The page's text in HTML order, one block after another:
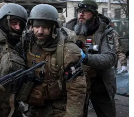
ЭКОНОМИКА
В МИРЕ
ОБЩЕСТВО
КУЛЬТУРА
НАУКА